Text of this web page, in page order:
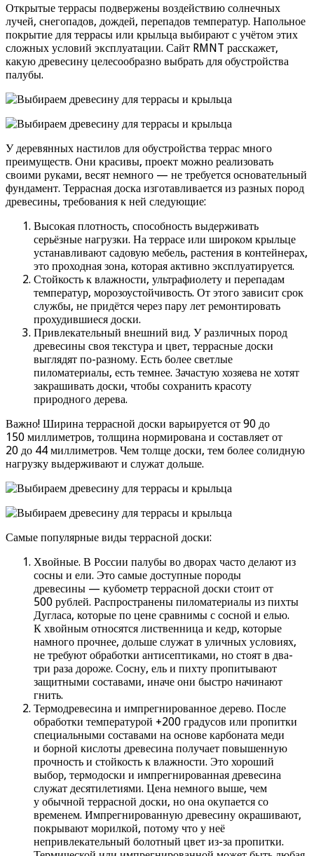
Открытые террасы подвержены воздействию солнечных
лучей, снегопадов, дождей, перепадов температур. Напольное
покрытие для террасы или крыльца выбирают с учётом этих
сложных условий эксплуатации. Сайт RMNT расскажет,
какую древесину целесообразно выбрать для обустройства
палубы.
У деревянных настилов для обустройства террас много
преимуществ. Они красивы, проект можно реализовать
своими руками, весят немного — не требуется основательный
фундамент. Террасная доска изготавливается из разных пород
древесины, требования к ней следующие:
Высокая плотность, способность выдерживать
серьёзные нагрузки. На террасе или широком крыльце
устанавливают садовую мебель, растения в контейнерах,
это проходная зона, которая активно эксплуатируется.
Стойкость к влажности, ультрафиолету и перепадам
температур, морозоустойчивость. От этого зависит срок
службы, не придётся через пару лет ремонтировать
прохудившиеся доски.
Привлекательный внешний вид. У различных пород
древесины своя текстура и цвет, террасные доски
выглядят по-разному. Есть более светлые
пиломатериалы, есть темнее. Зачастую хозяева не хотят
закрашивать доски, чтобы сохранить красоту
природного дерева.
Важно! Ширина террасной доски варьируется от 90 до
150 миллиметров, толщина нормирована и составляет от
20 до 44 миллиметров. Чем толще доски, тем более солидную
нагрузку выдерживают и служат дольше.
Самые популярные виды террасной доски:
Хвойные. В России палубы во дворах часто делают из
сосны и ели. Это самые доступные породы
древесины — кубометр террасной доски стоит от
500 рублей. Распространены пиломатериалы из пихты
Дугласа, которые по цене сравнимы с сосной и елью.
К хвойным относятся лиственница и кедр, которые
намного прочнее, дольше служат в уличных условиях,
не требуют обработки антисептиками, но стоят в два-
три раза дороже. Сосну, ель и пихту пропитывают
защитными составами, иначе они быстро начинают
гнить.
Термодревесина и импрегнированное дерево. После
обработки температурой +200 градусов или пропитки
специальными составами на основе карбоната меди
и борной кислоты древесина получает повышенную
прочность и стойкость к влажности. Это хороший
выбор, термодоски и импрегнированная древесина
служат десятилетиями. Цена немного выше, чем
у обычной террасной доски, но она окупается со
временем. Импрегнированную древесину окрашивают,
покрывают морилкой, потому что у неё
непривлекательный болотный цвет из-за пропитки.